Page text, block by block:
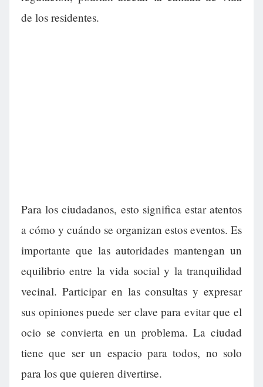
de los residentes.
Para los ciudadanos, esto significa estar atentos
a cómo y cuándo se organizan estos eventos. Es
importante que las autoridades mantengan un
equilibrio entre la vida social y la tranquilidad
vecinal. Participar en las consultas y expresar
sus opiniones puede ser clave para evitar que el
ocio se convierta en un problema. La ciudad
tiene que ser un espacio para todos, no solo
para los que quieren divertirse.